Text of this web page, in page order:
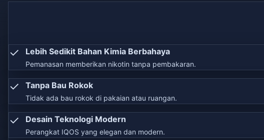
✓ Lebih Sedikit Bahan Kimia Berbahaya
Pemanasan memberikan nikotin tanpa pembakaran.
✓ Tanpa Bau Rokok
Tidak ada bau rokok di pakaian atau ruangan.
✓ Desain Teknologi Modern
Perangkat IQOS yang elegan dan modern.